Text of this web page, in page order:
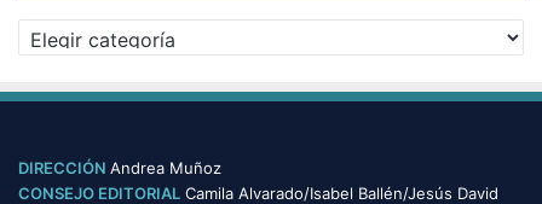
a
e
o
r
DIRECCIÓN Andrea Muñoz
CONSEJO EDITORIAL Camila Alvarado/Isabel Ballén/Jesús David